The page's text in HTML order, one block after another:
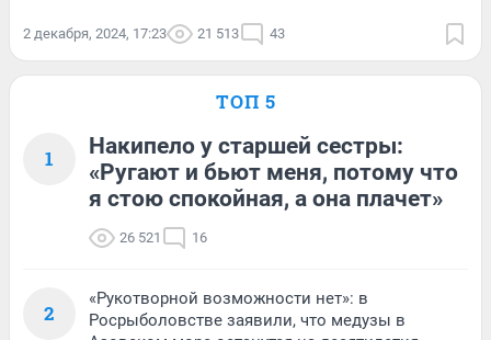
2 декабря, 2024, 17:23 21 513 43
ТОП 5
1
Накипело у старшей сестры:
«Ругают и бьют меня, потому что
я стою спокойная, а она плачет»
26 521 16
2
«Рукотворной возможности нет»: в
Росрыболовстве заявили, что медузы в